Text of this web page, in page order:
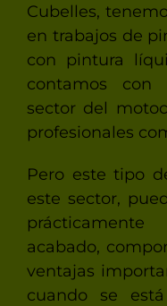
Cubelles,
en trabajos de
con pintura
contamos con
sector del
profesionales
Pero este tipo
este sector,
acabado,
ventajas
cuando se